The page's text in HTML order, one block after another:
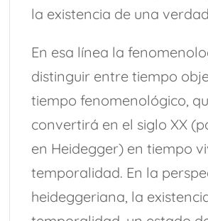
la existencia de una
En esa línea la
distinguir entre tiempo
tiempo fenomenológico,
convertirá en el siglo XX
en Heidegger) en tiempo
temporalidad. En la
heideggeriana, la